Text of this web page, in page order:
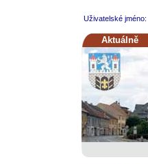
Uživatelské jméno:
Aktuálně